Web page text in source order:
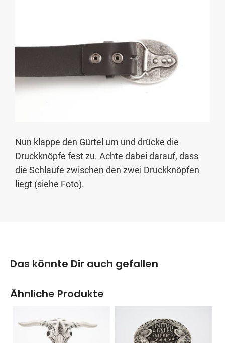
Nun klappe den Gürtel um und drücke die
Druckknöpfe fest zu. Achte dabei darauf, dass
die Schlaufe zwischen den zwei Druckknöpfen
liegt (siehe Foto).
Das könnte Dir auch gefallen
Ähnliche Produkte